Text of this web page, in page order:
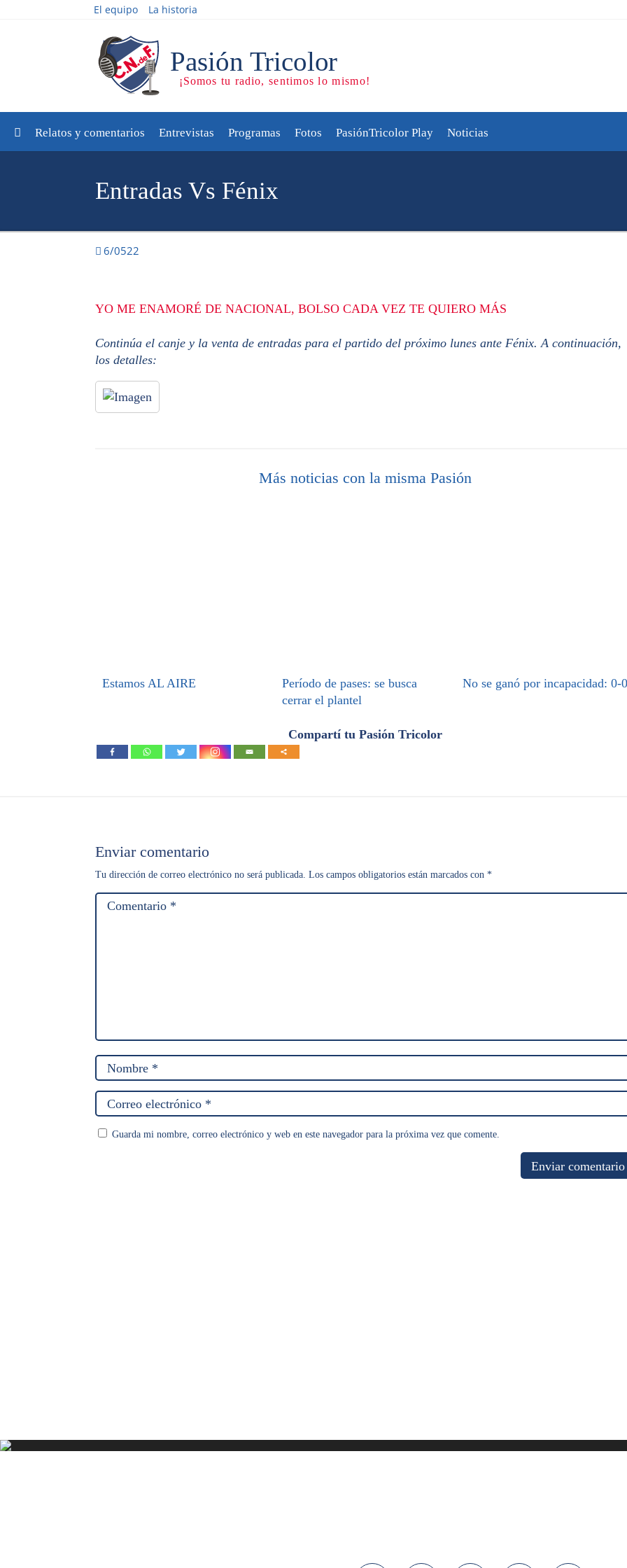
El equipo La historia
Relatos y comentarios Entrevistas Programas Fotos PasiónTricolor Play Noticias
Entradas Vs Fénix
6/0522
YO ME ENAMORÉ DE NACIONAL, BOLSO CADA VEZ TE QUIERO MÁS
Continúa el canje y la venta de entradas para el partido del próximo lunes ante Fénix. A continuación,
los detalles:
Más noticias con la misma Pasión
Estamos AL AIRE
Período de pases: se busca
cerrar el plantel
No se ganó por incapacidad: 0-0
Compartí tu Pasión Tricolor
Enviar comentario
Tu dirección de correo electrónico no será publicada. Los campos obligatorios están marcados con *
Guarda mi nombre, correo electrónico y web en este navegador para la próxima vez que comente.